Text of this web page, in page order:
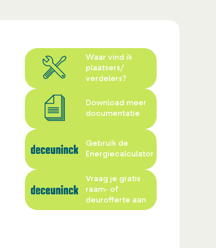
Waar vind ik
plaatsers/
verdelers?
Download meer
documentatie
Gebruik de
Energiecalculator
Vraag je gratis
raam- of
deurofferte aan